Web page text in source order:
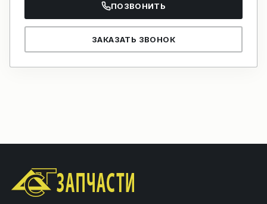
ПОЗВОНИТЬ
ЗАКАЗАТЬ ЗВОНОК